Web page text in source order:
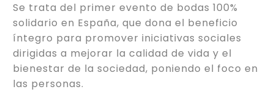
Se trata del primer evento de bodas 100%
solidario en España, que dona el beneficio
íntegro para promover iniciativas sociales
dirigidas a mejorar la calidad de vida y el
bienestar de la sociedad, poniendo el foco en
las personas.